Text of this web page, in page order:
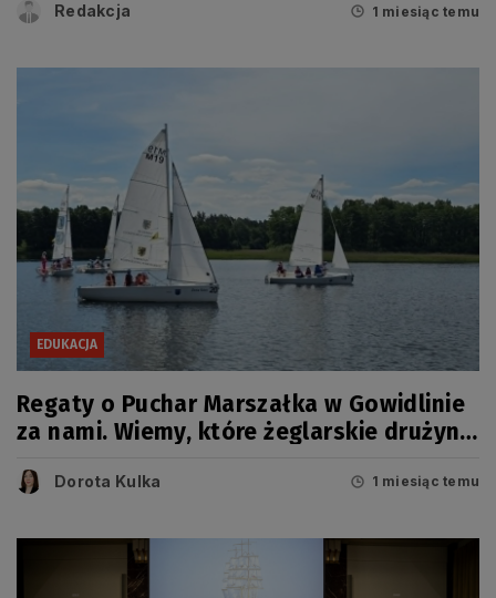
Redakcja 1 miesiąc temu
EDUKACJA
Regaty o Puchar Marszałka w Gowidlinie
za nami. Wiemy, które żeglarskie drużyny
Dorota Kulka 1 miesiąc temu